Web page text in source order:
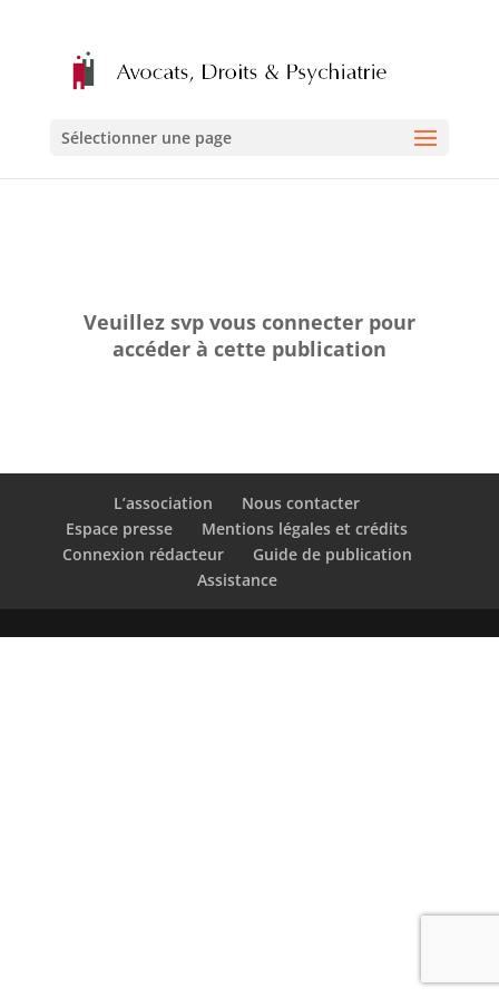
Sélectionner une page
Veuillez svp vous connecter pour
accéder à cette publication
L’association
Nous contacter
Espace presse
Mentions légales et crédits
Connexion rédacteur
Guide de publication
Assistance